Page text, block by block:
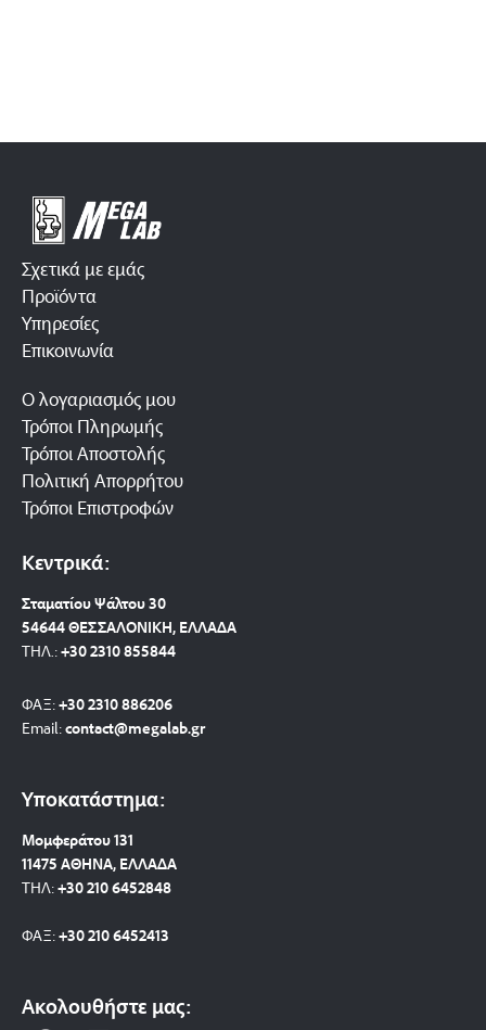
Σχετικά με εμάς
Προϊόντα
Υπηρεσίες
Επικοινωνία
Ο λογαριασμός μου
Τρόποι Πληρωμής
Τρόποι Αποστολής
Πολιτική Απορρήτου
Τρόποι Επιστροφών
Κεντρικά:
Σταματίου Ψάλτου 30
54644 ΘΕΣΣΑΛΟΝΙΚΗ, ΕΛΛΑΔΑ
ΤΗΛ.:+30 2310 855844
ΦΑΞ:+30 2310 886206
Email:contact@megalab.gr
Υποκατάστημα:
Μομφεράτου 131
11475 ΑΘΗΝΑ, ΕΛΛΑΔΑ
ΤΗΛ:+30 210 6452848
ΦΑΞ:+30 210 6452413
Ακολουθήστε μας: